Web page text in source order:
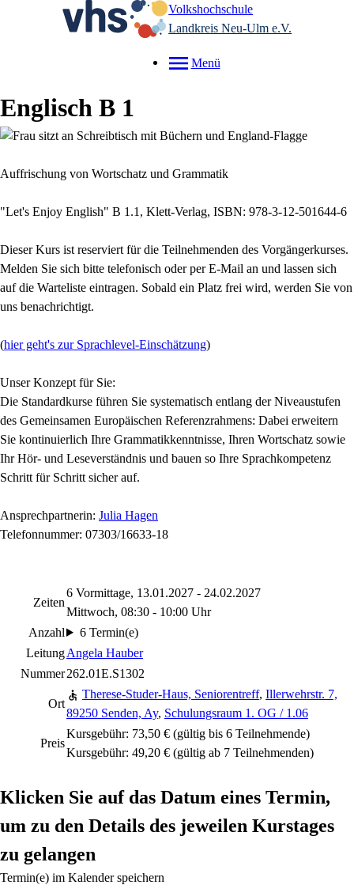
Volkshochschule
Landkreis Neu-Ulm e.V.
Menü
Englisch B 1
Auffrischung von Wortschatz und Grammatik
"Let's Enjoy English" B 1.1, Klett-Verlag, ISBN: 978-3-12-501644-6
Dieser Kurs ist reserviert für die Teilnehmenden des Vorgängerkurses.
Melden Sie sich bitte telefonisch oder per E-Mail an und lassen sich
auf die Warteliste eintragen. Sobald ein Platz frei wird, werden Sie von
uns benachrichtigt.
(hier geht's zur Sprachlevel-Einschätzung)
Unser Konzept für Sie:
Die Standardkurse führen Sie systematisch entlang der Niveaustufen
des Gemeinsamen Europäischen Referenzrahmens: Dabei erweitern
Sie kontinuierlich Ihre Grammatikkenntnisse, Ihren Wortschatz sowie
Ihr Hör- und Leseverständnis und bauen so Ihre Sprachkompetenz
Schritt für Schritt sicher auf.
Ansprechpartnerin: Julia Hagen
Telefonnummer: 07303/16633-18
Zeiten
6 Vormittage, 13.01.2027 - 24.02.2027
Mittwoch, 08:30 - 10:00 Uhr
Anzahl
6 Termin(e)
LeitungAngela Hauber
Nummer262.01E.S1302
Ort
Therese-Studer-Haus, Seniorentreff, Illerwehrstr. 7,
89250 Senden, Ay, Schulungsraum 1. OG / 1.06
Preis
Kursgebühr: 73,50 € (gültig bis 6 Teilnehmende)
Kursgebühr: 49,20 € (gültig ab 7 Teilnehmenden)
Klicken Sie auf das Datum eines Termin,
um zu den Details des jeweilen Kurstages
zu gelangen
Termin(e) im Kalender speichern